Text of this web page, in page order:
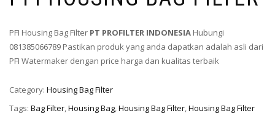
PFI Housing Bag Filter PT PROFILTER INDONESIA Hubungi
081385066789 Pastikan produk yang anda dapatkan adalah asli dari
PFI Watermaker dengan price harga dan kualitas terbaik
Category: Housing Bag Filter
Tags: Bag Filter,Housing Bag,Housing Bag Filter,Housing Bag Filter